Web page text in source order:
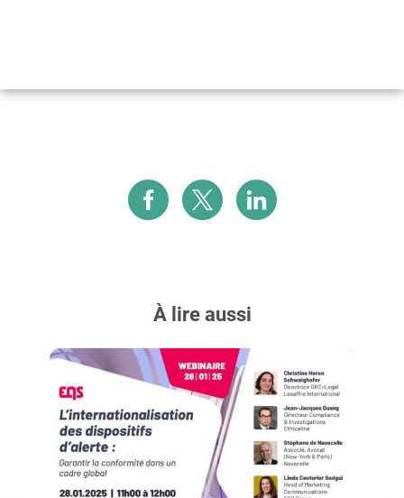
À lire aussi